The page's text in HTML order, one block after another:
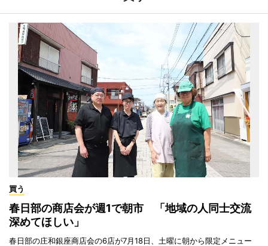
買う
春日部の商店会が週1で朝市 「地域の人同士交流
深めてほしい」
春日部の庄和銀座商店会の6店が7月18日、土曜に朝から限定メニュー